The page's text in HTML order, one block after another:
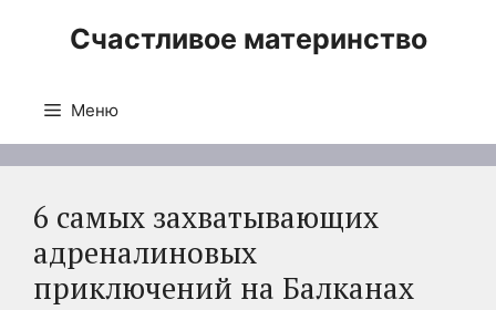
Счастливое материнство
Меню
6 самых захватывающих
адреналиновых
приключений на Балканах